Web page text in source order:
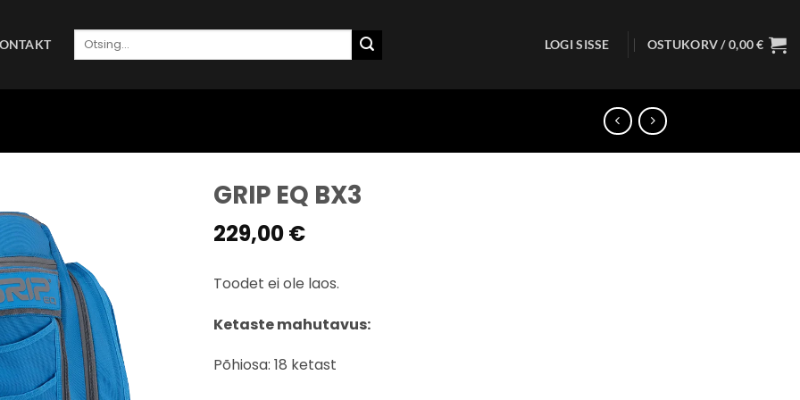
Otsi: LOGI SISSE OSTUKORV /0,00€
GRIP EQ BX3
229,00€
Toodet ei ole laos.
Ketaste mahutavus:
Põhiosa: 18 ketast